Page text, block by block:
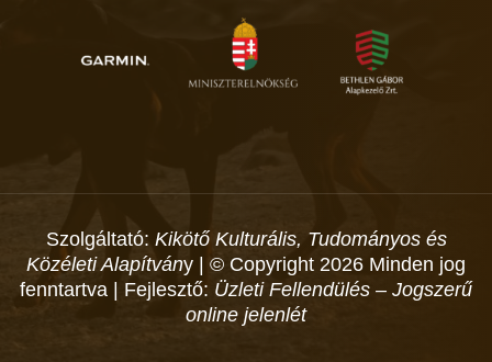
Szolgáltató: Kikötő Kulturális, Tudományos és
Közéleti Alapítvány | © Copyright 2026 Minden jog
fenntartva | Fejlesztő: Üzleti Fellendülés – Jogszerű
online jelenlét